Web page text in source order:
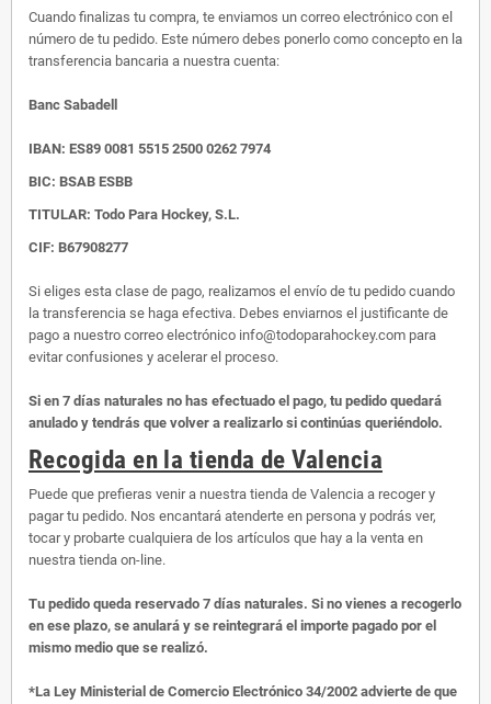
Cuando finalizas tu compra, te enviamos un correo electrónico con el
número de tu pedido. Este número debes ponerlo como concepto en la
transferencia bancaria a nuestra cuenta:
Banc Sabadell
IBAN: ES89 0081 5515 2500 0262 7974
BIC: BSAB ESBB
TITULAR: Todo Para Hockey, S.L.
CIF: B67908277
Si eliges esta clase de pago, realizamos el envío de tu pedido cuando
la transferencia se haga efectiva. Debes enviarnos el justificante de
pago a nuestro correo electrónico info@todoparahockey.com para
evitar confusiones y acelerar el proceso.
Si en 7 días naturales no has efectuado el pago, tu pedido quedará
anulado y tendrás que volver a realizarlo si continúas queriéndolo.
Recogida en la tienda de Valencia
Puede que prefieras venir a nuestra tienda de Valencia a recoger y
pagar tu pedido. Nos encantará atenderte en persona y podrás ver,
tocar y probarte cualquiera de los artículos que hay a la venta en
nuestra tienda on-line.
Tu pedido queda reservado 7 días naturales. Si no vienes a recogerlo
en ese plazo, se anulará y se reintegrará el importe pagado por el
mismo medio que se realizó.
*La Ley Ministerial de Comercio Electrónico 34/2002 advierte de que